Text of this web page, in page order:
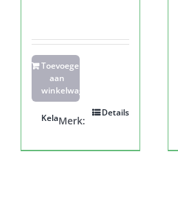
Toevoegen
aan
winkelwagen
Details
Merk:
Kela